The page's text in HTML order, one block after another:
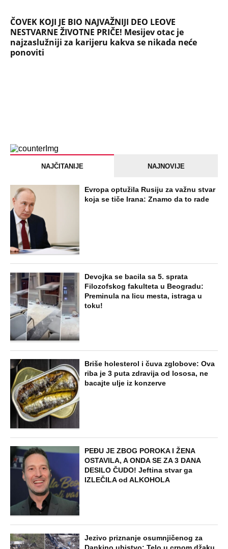
ČOVEK KOJI JE BIO NAJVAŽNIJI DEO LEOVE
NESTVARNE ŽIVOTNE PRIČE! Mesijev otac je
najzaslužniji za karijeru kakva se nikada neće
ponoviti
NAJČITANIJE NAJNOVIJE
Evropa optužila Rusiju za važnu stvar
koja se tiče Irana: Znamo da to rade
Devojka se bacila sa 5. sprata
Filozofskog fakulteta u Beogradu:
Preminula na licu mesta, istraga u
toku!
Briše holesterol i čuva zglobove: Ova
riba je 3 puta zdravija od lososa, ne
bacajte ulje iz konzerve
PEĐU JE ZBOG POROKA I ŽENA
OSTAVILA, A ONDA SE ZA 3 DANA
DESILO ČUDO! Jeftina stvar ga
IZLEČILA od ALKOHOLA
Jezivo priznanje osumnjičenog za